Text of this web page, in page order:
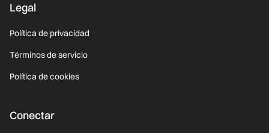
Legal
Política de privacidad
Términos de servicio
Política de cookies
Conectar